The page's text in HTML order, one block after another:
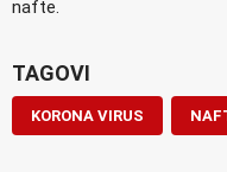
nafte.
TAGOVI
KORONA VIRUS